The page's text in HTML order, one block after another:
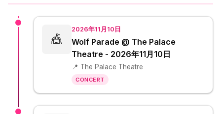
🎪
2026年11月10日
Wolf Parade @ The Palace
Theatre - 2026年11月10日
📍 The Palace Theatre
CONCERT